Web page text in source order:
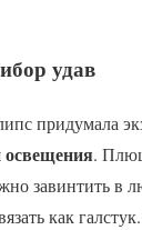
удав
придумала
.
завинтить в
как